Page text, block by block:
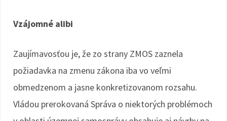
Vzájomné alibi
Zaujímavosťou je, že zo strany ZMOS zaznela
požiadavka na zmenu zákona iba vo veľmi
obmedzenom a jasne konkretizovanom rozsahu.
Vládou prerokovaná Správa o niektorých problémoch